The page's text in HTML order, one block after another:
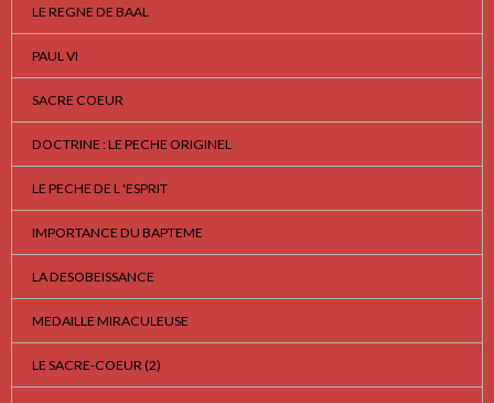
LE REGNE DE BAAL
PAUL VI
SACRE COEUR
DOCTRINE : LE PECHE ORIGINEL
LE PECHE DE L 'ESPRIT
IMPORTANCE DU BAPTEME
LA DESOBEISSANCE
MEDAILLE MIRACULEUSE
LE SACRE-COEUR (2)